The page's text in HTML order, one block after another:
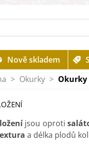
Nově skladem
> Okurky > Okurky
jsou oproti
a délka plodů